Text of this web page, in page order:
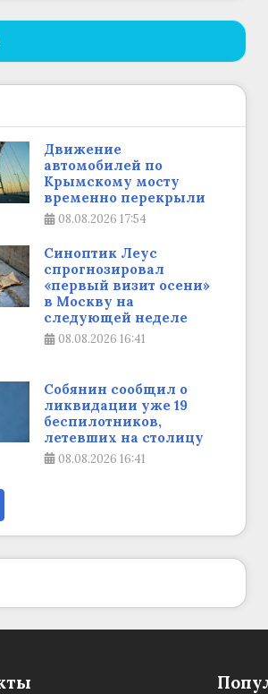
Движение
автомобилей по
Крымскому мосту
временно перекрыли
08.08.2026 17:54
Синоптик Леус
спрогнозировал
«первый визит осени»
в Москву на
следующей неделе
08.08.2026 16:41
Собянин сообщил о
ликвидации уже 19
беспилотников,
летевших на столицу
08.08.2026 16:41